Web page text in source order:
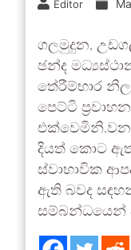
Editor
ගලමුදුන,
ඡන්ද
තේරීම්භාර
පෙට්ටි
දියත් කොට
ස්වාභාවික
ඇති බවද
සම්බන්ධයෙන්